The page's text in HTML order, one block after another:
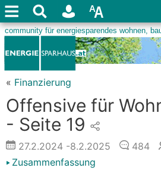
« Finanzierung
Offensive für
- Seite 19
27.2.2024 -8.2.2025 484
Zusammenfassung